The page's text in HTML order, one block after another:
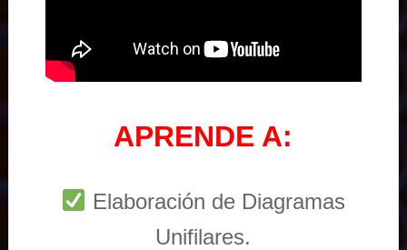
APRENDE A:
Elaboración de Diagramas
Unifilares.